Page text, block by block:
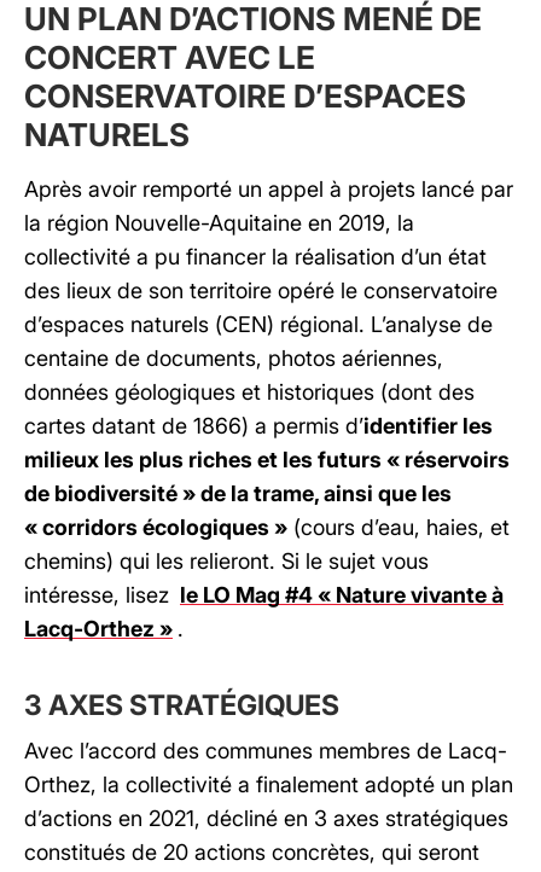
UN PLAN D’ACTIONS MENÉ DE
CONCERT AVEC LE
CONSERVATOIRE D’ESPACES
NATURELS
Après avoir remporté un appel à projets lancé par
la région Nouvelle-Aquitaine en 2019, la
collectivité a pu financer la réalisation d’un état
des lieux de son territoire opéré le conservatoire
d’espaces naturels (CEN) régional. L’analyse de
centaine de documents, photos aériennes,
données géologiques et historiques (dont des
cartes datant de 1866) a permis d’identifier les
milieux les plus riches et les futurs « réservoirs
de biodiversité » de la trame, ainsi que les
« corridors écologiques » (cours d’eau, haies, et
chemins) qui les relieront. Si le sujet vous
intéresse, lisez le LO Mag #4 « Nature vivante à
Lacq-Orthez » .
3 AXES STRATÉGIQUES
Avec l’accord des communes membres de Lacq-
Orthez, la collectivité a finalement adopté un plan
d’actions en 2021, décliné en 3 axes stratégiques
constitués de 20 actions concrètes, qui seront